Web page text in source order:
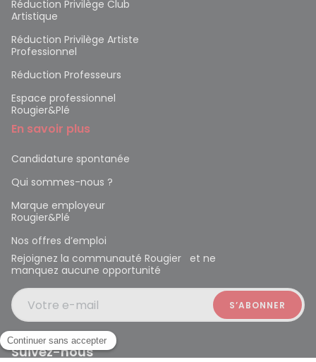
Réduction Privilège Club
Artistique
Réduction Privilège Artiste
Professionnel
Réduction Professeurs
Espace professionnel
Rougier&Plé
En savoir plus
Candidature spontanée
Qui sommes-nous ?
Marque employeur
Rougier&Plé
Nos offres d’emploi
Rejoignez la communauté Rougier et ne
manquez aucune opportunité
Votre e-mail
Suivez-nous